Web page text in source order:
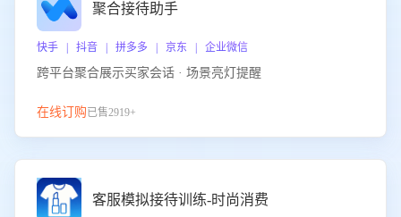
聚合接待助手
快手 | 抖音 | 拼多多 | 京东 | 企业微信
跨平台聚合展示买家会话 · 场景亮灯提醒
在线订购已售2919+
客服模拟接待训练-时尚消费